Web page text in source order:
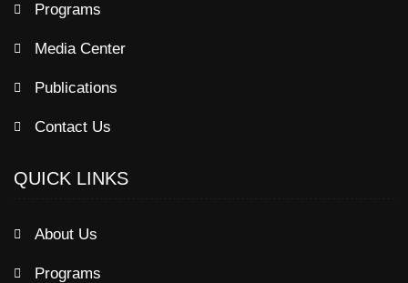
Programs
Media Center
Publications
Contact Us
QUICK LINKS
About Us
Programs